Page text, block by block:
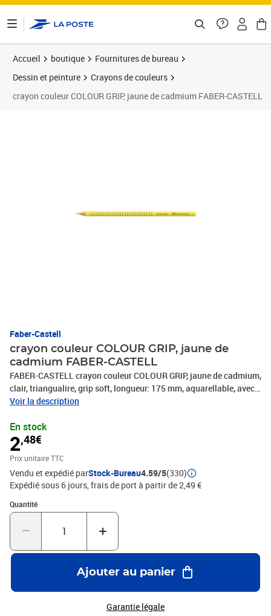
Accueil boutique
Fournitures de bureau
Dessin et peinture
Crayons de couleurs
crayon couleur COLOUR GRIP, jaune de cadmium FABER-CASTELL
Faber-Castell
crayon couleur COLOUR GRIP, jaune de
cadmium FABER-CASTELL
FABER-CASTELL crayon couleur COLOUR GRIP, jaune de cadmium,
clair, triangualire, grip soft, longueur: 175 mm, aquarellable, avec
porte-étiquette, diamètre de mine: 3 mm, -112405
Voir la description
En stock
2,48€
Prix unitaire TTC
Vendu et expédié parStock-Bureau4.59/5(330)
Expédié sous 6 jours, frais de port à partir de 2,49 €
Quantité
Quantité : 1
Ajouter au panier
Garantie légale